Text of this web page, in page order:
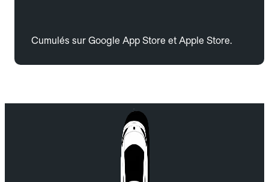
Cumulés sur Google App Store et Apple Store.